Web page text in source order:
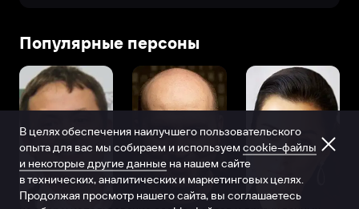
Популярные персоны
В целях обеспечения наилучшего пользовательского
опыта для вас мы собираем и используем cookie-файлы
и некоторые другие данные на нашем сайте
в технических, аналитических и маркетинговых целях.
Продолжая просмотр нашего сайта, вы соглашаетесь